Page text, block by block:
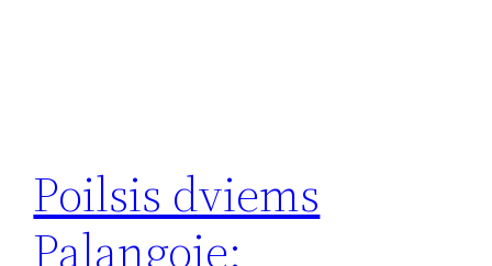
Poilsis dviems
Palangoje: